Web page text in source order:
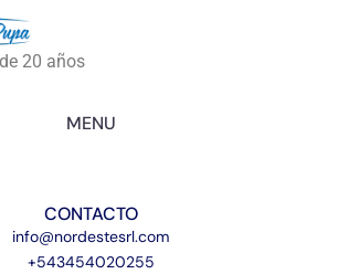
20 años
MENU
CONTACTO
info@nordestesrl.com
+543454020255